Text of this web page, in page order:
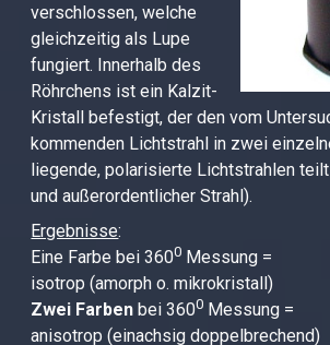
verschlossen, welche
gleichzeitig als Lupe
fungiert. Innerhalb des
Röhrchens ist ein Kalzit-
Kristall befestigt, der den vom
kommenden Lichtstrahl in zwei
liegende, polarisierte Lichtstrahlen
und außerordentlicher Strahl).
Ergebnisse:
Eine Farbe bei 3600 Messung =
isotrop (amorph o. mikrokristall)
Zwei Farben bei 3600 Messung =
anisotrop (einachsig doppelbrechend)